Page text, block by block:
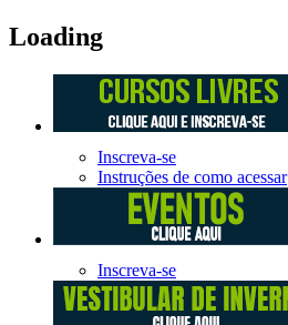
Loading
Inscreva-se
Instruções de como acessar
Inscreva-se